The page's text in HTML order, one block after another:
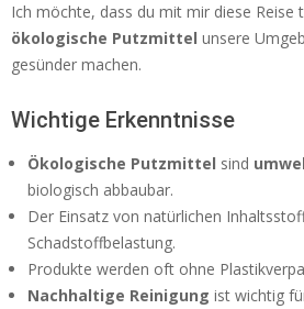
Ich möchte, dass du mit mir diese Reise
ökologische Putzmittel unsere
gesünder machen.
Wichtige Erkenntnisse
Ökologische Putzmittel sind
biologisch abbaubar.
Der Einsatz von natürlichen
Schadstoffbelastung.
Produkte werden oft ohne
Nachhaltige Reinigung ist wichtig